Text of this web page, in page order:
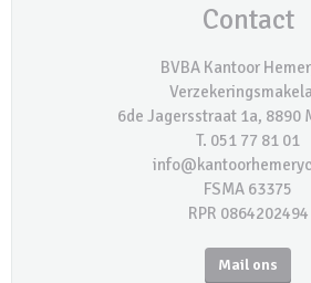
Contact
BVBA Kantoor
6de Jagersstraat 1a, 8890
T. 051 77 81 01
FSMA 63375
RPR 0864202494
Mail ons